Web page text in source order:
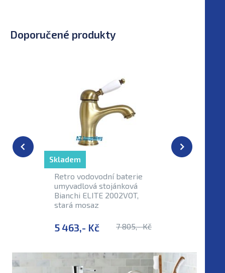
Doporučené produkty
Retro vodovodní baterie
umyvadlová stojánková
Bianchi ELITE 2002VOT,
stará mosaz
5 463,- Kč 7 805,- Kč
Skladem Skladem